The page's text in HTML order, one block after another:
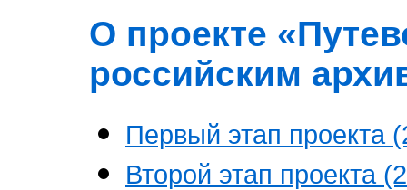
О проекте
российским
Первый этап проекта
Второй этап проекта